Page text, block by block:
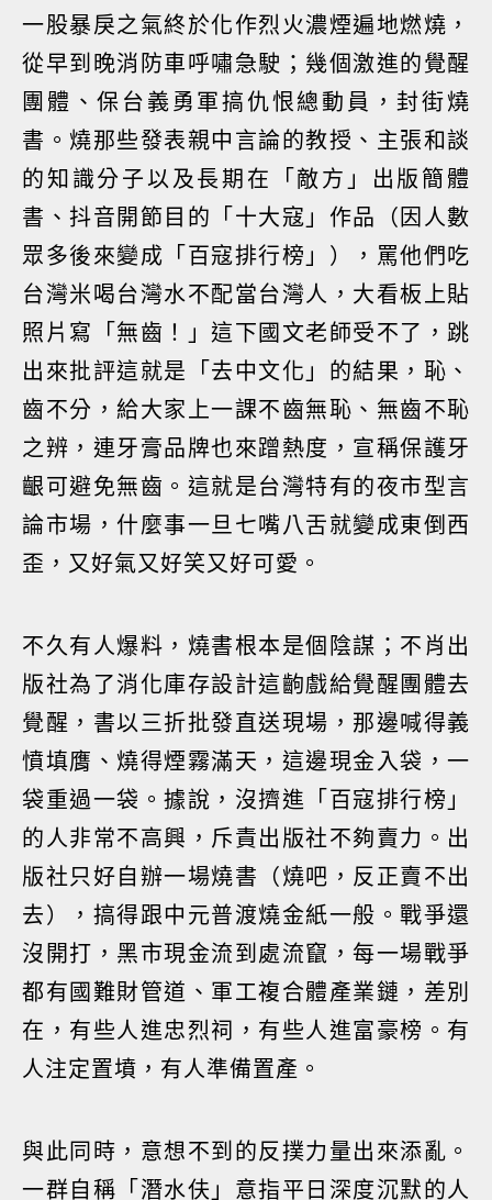
一股暴戾之氣終於化作烈火濃煙遍地燃燒，
從早到晚消防車呼嘯急駛；幾個激進的覺醒
團體、保台義勇軍搞仇恨總動員，封街燒
書。燒那些發表親中言論的教授、主張和談
的知識分子以及長期在「敵方」出版簡體
書、抖音開節目的「十大寇」作品（因人數
眾多後來變成「百寇排行榜」），罵他們吃
台灣米喝台灣水不配當台灣人，大看板上貼
照片寫「無齒！」這下國文老師受不了，跳
出來批評這就是「去中文化」的結果，恥、
齒不分，給大家上一課不齒無恥、無齒不恥
之辨，連牙膏品牌也來蹭熱度，宣稱保護牙
齦可避免無齒。這就是台灣特有的夜市型言
論市場，什麼事一旦七嘴八舌就變成東倒西
歪，又好氣又好笑又好可愛。
不久有人爆料，燒書根本是個陰謀；不肖出
版社為了消化庫存設計這齣戲給覺醒團體去
覺醒，書以三折批發直送現場，那邊喊得義
憤填膺、燒得煙霧滿天，這邊現金入袋，一
袋重過一袋。據說，沒擠進「百寇排行榜」
的人非常不高興，斥責出版社不夠賣力。出
版社只好自辦一場燒書（燒吧，反正賣不出
去），搞得跟中元普渡燒金紙一般。戰爭還
沒開打，黑市現金流到處流竄，每一場戰爭
都有國難財管道、軍工複合體產業鏈，差別
在，有些人進忠烈祠，有些人進富豪榜。有
人注定置墳，有人準備置產。
與此同時，意想不到的反撲力量出來添亂。
一群自稱「潛水伕」意指平日深度沉默的人